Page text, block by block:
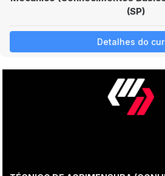
(SP)
Detalhes do